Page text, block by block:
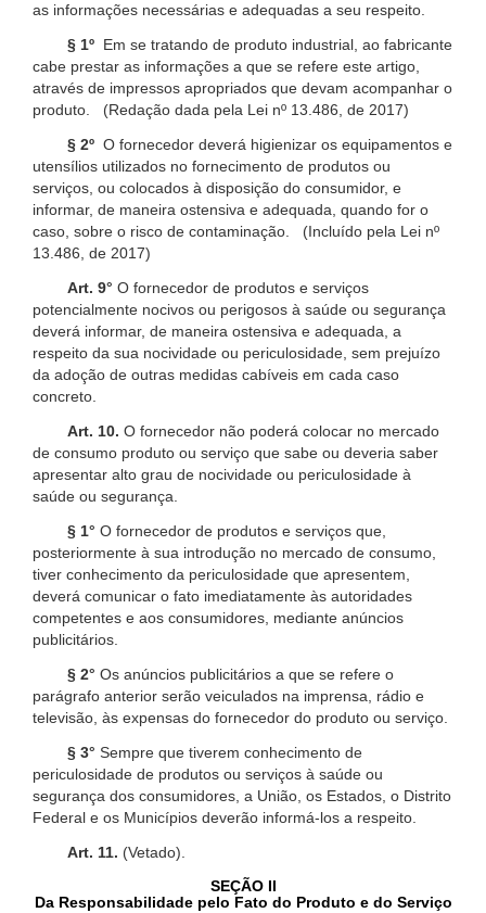
as informações necessárias e adequadas a seu respeito.
§ 1º Em se tratando de produto industrial, ao fabricante
cabe prestar as informações a que se refere este artigo,
através de impressos apropriados que devam acompanhar o
produto. (Redação dada pela Lei nº 13.486, de 2017)
§ 2º O fornecedor deverá higienizar os equipamentos e
utensílios utilizados no fornecimento de produtos ou
serviços, ou colocados à disposição do consumidor, e
informar, de maneira ostensiva e adequada, quando for o
caso, sobre o risco de contaminação. (Incluído pela Lei nº
13.486, de 2017)
Art. 9° O fornecedor de produtos e serviços
potencialmente nocivos ou perigosos à saúde ou segurança
deverá informar, de maneira ostensiva e adequada, a
respeito da sua nocividade ou periculosidade, sem prejuízo
da adoção de outras medidas cabíveis em cada caso
concreto.
Art. 10. O fornecedor não poderá colocar no mercado
de consumo produto ou serviço que sabe ou deveria saber
apresentar alto grau de nocividade ou periculosidade à
saúde ou segurança.
§ 1° O fornecedor de produtos e serviços que,
posteriormente à sua introdução no mercado de consumo,
tiver conhecimento da periculosidade que apresentem,
deverá comunicar o fato imediatamente às autoridades
competentes e aos consumidores, mediante anúncios
publicitários.
§ 2° Os anúncios publicitários a que se refere o
parágrafo anterior serão veiculados na imprensa, rádio e
televisão, às expensas do fornecedor do produto ou serviço.
§ 3° Sempre que tiverem conhecimento de
periculosidade de produtos ou serviços à saúde ou
segurança dos consumidores, a União, os Estados, o Distrito
Federal e os Municípios deverão informá-los a respeito.
Art. 11. (Vetado).
SEÇÃO II
Da Responsabilidade pelo Fato do Produto e do Serviço